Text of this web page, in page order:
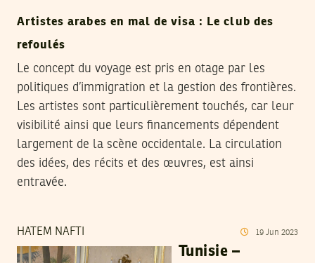
Artistes arabes en mal de visa : Le club des
refoulés
Le concept du voyage est pris en otage par les
politiques d’immigration et la gestion des frontières.
Les artistes sont particulièrement touchés, car leur
visibilité ainsi que leurs financements dépendent
largement de la scène occidentale. La circulation
des idées, des récits et des œuvres, est ainsi
entravée.
HATEM NAFTI 19 Jun 2023
Tunisie –